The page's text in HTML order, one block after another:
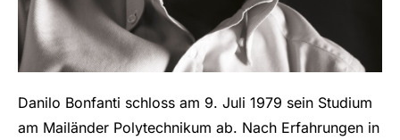
Danilo Bonfanti schloss am 9. Juli 1979 sein Studium
am Mailänder Polytechnikum ab. Nach Erfahrungen in